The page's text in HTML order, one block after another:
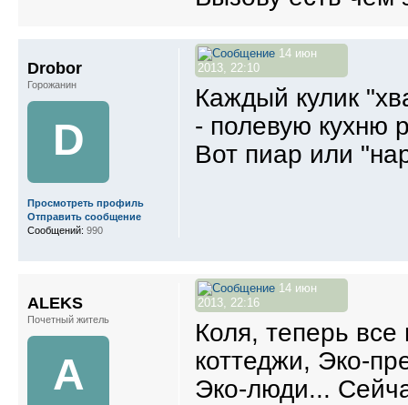
14 июн
2013, 22:10
Каждый кулик
- полевую кухню
Вот пиар или
Drobor
Горожанин
D
Просмотреть профиль
Отправить сообщение
Сообщений: 990
14 июн
2013, 22:16
Коля, теперь
коттеджи, Эко-
Эко-люди...
ALEKS
Почетный житель
A